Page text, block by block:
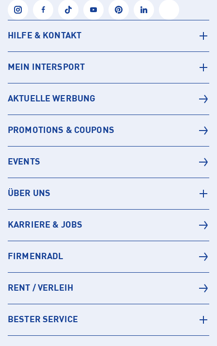
HILFE & KONTAKT
MEIN INTERSPORT
AKTUELLE WERBUNG
PROMOTIONS & COUPONS
EVENTS
ÜBER UNS
KARRIERE & JOBS
FIRMENRADL
RENT / VERLEIH
BESTER SERVICE